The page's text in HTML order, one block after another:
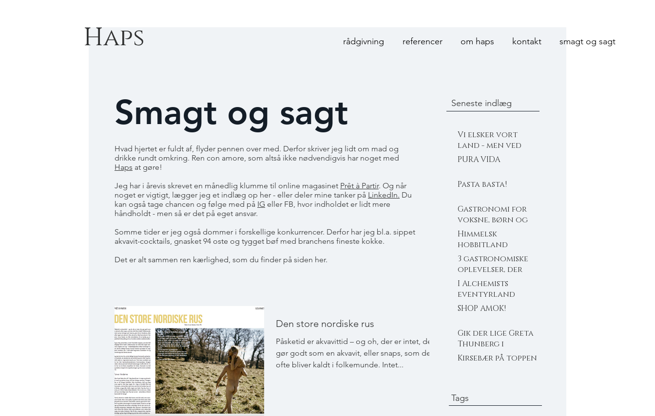
Haps rådgivning referencer om haps kontakt smagt og sagt
Smagt og sagt
Hvad hjertet er fuldt af, flyder pennen over med. Derfor skriver jeg lidt om mad og
drikke rundt omkring. Ren con amore, som altså ikke nødvendigvis har noget med
Haps at gøre!
Jeg har i årevis skrevet en månedlig klumme til online magasinet Prêt à Partir. Og når
noget er vigtigt, lægger jeg et indlæg op her - eller deler mine tanker på LinkedIn. Du
kan også tage chancen og følge med på IG eller FB, hvor indholdet er lidt mere
håndholdt - men så er det på eget ansvar.
Somme tider er jeg også dommer i forskellige konkurrencer. Derfor har jeg bl.a. sippet
akvavit-cocktails, gnasket 94 oste og tygget bøf med branchens fineste kokke.
Det er alt sammen ren kærlighed, som du finder på siden her.
Seneste indlæg
Vi elsker vort
land - men ved
Michelin mest
PURA VIDA
Pasta basta!
Gastronomi for
voksne, børn og
bamser
Himmelsk
hobbitland
3 gastronomiske
oplevelser, der
ikke flækker dig
I Alchemists
eventyrland
SHOP AMOK!
Gik der lige Greta
Thunberg i
Michelin?
Kirsebær på toppen
Tags
Den store nordiske rus
Påsketid er akvavittid – og oh, der er intet, der
gør godt som en akvavit, eller snaps, som den
ofte bliver kaldt i folkemunde. Intet...